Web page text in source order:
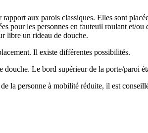
aux parois classiques. Elles sont
les personnes en fauteuil roulant et/
libre un rideau de douche.
Il existe différentes possibilités.
Le bord supérieur de la porte/paroi
la personne à mobilité réduite, il est